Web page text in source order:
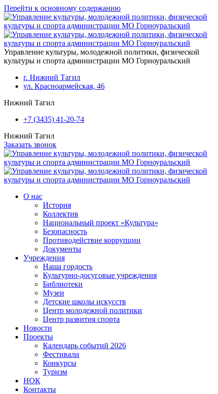
Перейти к основному содержанию
Управление культуры, молодежной политики, физической
культуры и спорта администрации МО Горноуральский
г. Нижний Тагил
ул. Красноармейская, 46
Нижний Тагил
+7 (3435) 41-20-74
Нижний Тагил
Заказать звонок
О нас
История
Коллектив
Национальный проект «Культура»
Безопасность
Противодействие коррупции
Документы
Учреждения
Наша гордость
Культурно-досуговые учреждения
Библиотеки
Музеи
Детские школы искусств
Центр молодежной политики
Центр развития спорта
Новости
Проекты
Календарь событий 2026
Фестивали
Конкурсы
Туризм
НОК
Контакты